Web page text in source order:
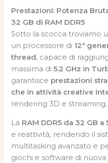
Prestazioni: Potenza
32 GB di RAM DDR5
Sotto la scocca troviamo
un processore di 12ª
thread, capace di
massima di5.2 GHz in
garantisce prestazioni
che in attività creative
rendering 3D e streaming.
La RAM DDR5 da 32 GB a
e reattività, rendendo il
multitasking avanzato e
giochi e software di